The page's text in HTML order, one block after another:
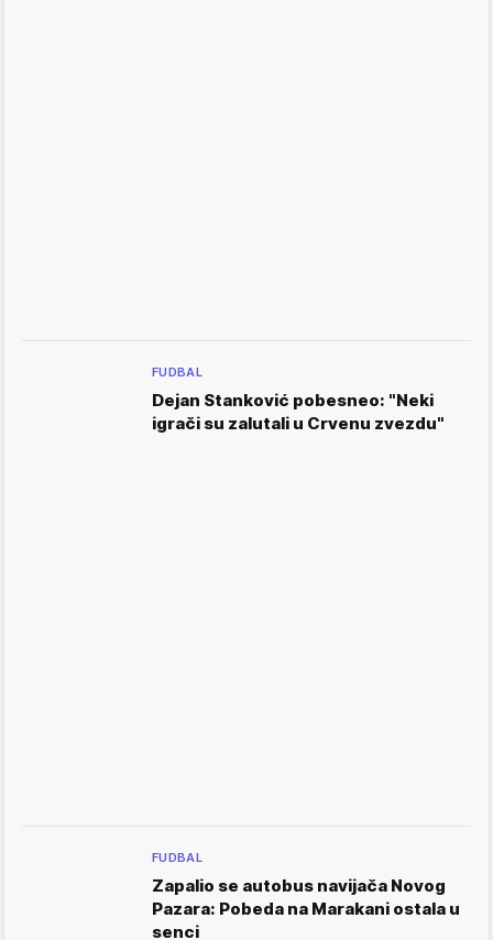
FUDBAL
Dejan Stanković pobesneo: "Neki
igrači su zalutali u Crvenu zvezdu"
FUDBAL
Zapalio se autobus navijača Novog
Pazara: Pobeda na Marakani ostala u
senci